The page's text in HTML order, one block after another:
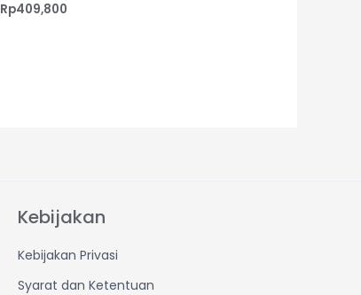
Rp409,800
Kebijakan
Kebijakan Privasi
Syarat dan Ketentuan